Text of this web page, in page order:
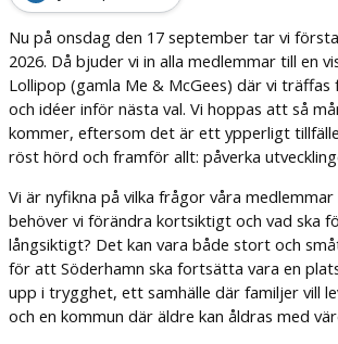
Nu på onsdag den 17 september tar vi
2026. Då bjuder vi in alla medlemmar till en
Lollipop (gamla Me & McGees) där vi
och idéer inför nästa val. Vi hoppas att så
kommer, eftersom det är ett ypperligt
röst hörd och framför allt: påverka
Vi är nyfikna på vilka frågor våra
behöver vi förändra kortsiktigt och vad ska
långsiktigt? Det kan vara både stort och
för att Söderhamn ska fortsätta vara en
upp i trygghet, ett samhälle där familjer vill
och en kommun där äldre kan åldras med